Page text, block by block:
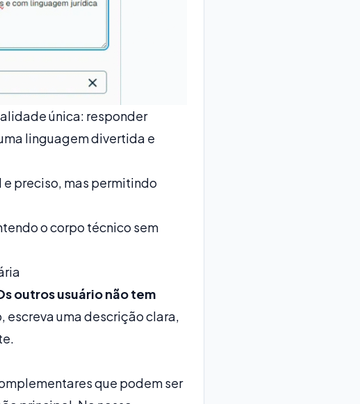
única: responder
linguagem divertida e
preciso, mas permitindo
o corpo técnico sem
outros usuário não tem
escreva uma descrição clara,
que podem ser